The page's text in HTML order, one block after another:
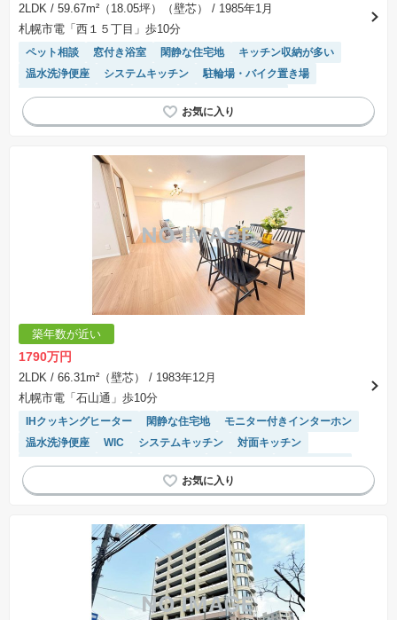
2LDK / 59.67m²（18.05坪）（壁芯）
/ 1985年1月
札幌市電「西１５丁目」歩10分
ペット相談 窓付き浴室 閑静な住宅地
キッチン収納が多い
温水洗浄便座
システムキッチン
駐輪場・バイク置き場
浴室乾燥機
平坦地 食洗機
リフォーム済み物件
駐車場(普通車)あり
エレベーター
築年数が近い
1790万円
2LDK / 66.31m²（壁芯）
/ 1983年12月
札幌市電「石山通」歩10分
IHクッキングヒーター 閑静な住宅地
モニター付きインターホン
温水洗浄便座
WIC システムキッチン
対面キッチン
駐輪場・バイク置き場
陽当り良好 浴室乾燥機
宅配ボックス
リフォーム済み物件
エレベーター